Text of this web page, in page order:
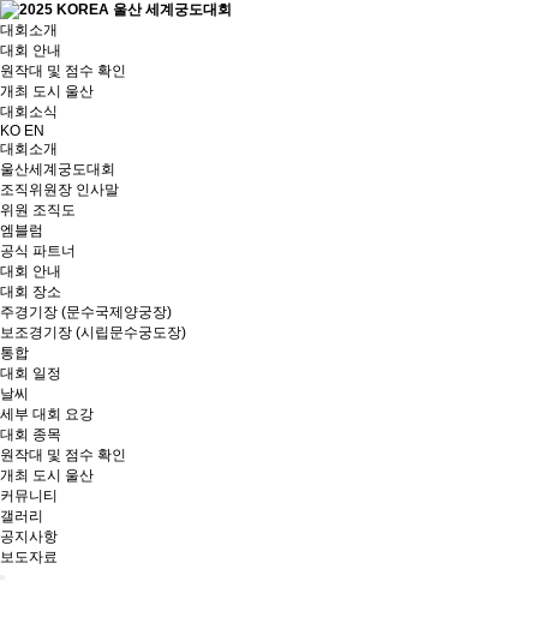
대회소개
대회 안내
원작대 및 점수 확인
개최 도시 울산
대회소식
KO EN
대회소개
울산세계궁도대회
조직위원장 인사말
위원 조직도
엠블럼
공식 파트너
대회 안내
대회 장소
주경기장 (문수국제양궁장)
보조경기장 (시립문수궁도장)
통합
대회 일정
날씨
세부 대회 요강
대회 종목
원작대 및 점수 확인
개최 도시 울산
커뮤니티
갤러리
공지사항
보도자료